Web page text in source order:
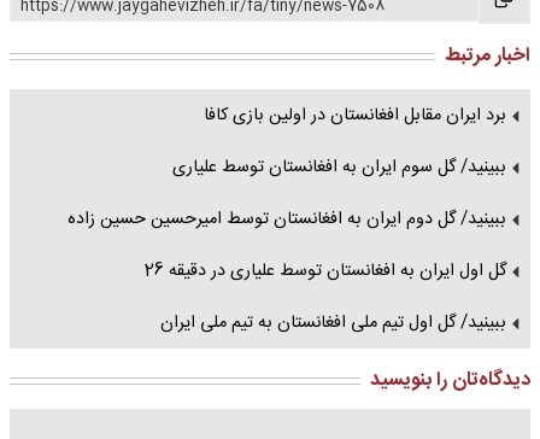
https://www.jaygahevizheh.ir/fa/tiny/news-7508
اخبار مرتبط
برد ایران مقابل افغانستان در اولین بازی کافا
ببینید/ گل سوم ایران به افغانستان توسط علیاری
ببینید/ گل دوم ایران به افغانستان توسط امیرحسین حسین زاده
گل اول ایران به افغانستان توسط علیاری در دقیقه 26
ببینید/ گل اول تیم ملی افغانستان به تیم ملی ایران
دیدگاه‌تان را بنویسید